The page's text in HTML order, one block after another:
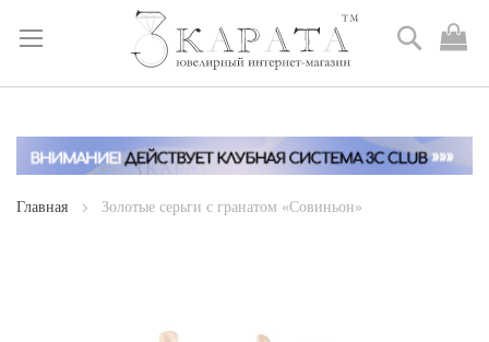
Skip
Content
Поиск
Главная Золотые серьги с гранатом «Совиньон»